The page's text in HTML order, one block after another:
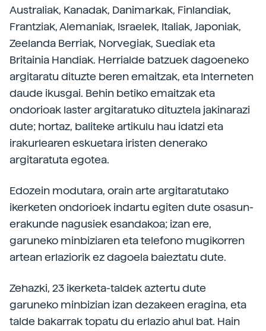
Australiak, Kanadak, Danimarkak, Finlandiak,
Frantziak, Alemaniak, Israelek, Italiak, Japoniak,
Zeelanda Berriak, Norvegiak, Suediak eta
Britainia Handiak. Herrialde batzuek dagoeneko
argitaratu dituzte beren emaitzak, eta Interneten
daude ikusgai. Behin betiko emaitzak eta
ondorioak laster argitaratuko dituztela jakinarazi
dute; hortaz, baliteke artikulu hau idatzi eta
irakurlearen eskuetara iristen denerako
argitaratuta egotea.
Edozein modutara, orain arte argitaratutako
ikerketen ondorioek indartu egiten dute osasun-
erakunde nagusiek esandakoa; izan ere,
garuneko minbiziaren eta telefono mugikorren
artean erlaziorik ez dagoela baieztatu dute.
Zehazki, 23 ikerketa-taldek aztertu dute
garuneko minbizian izan dezakeen eragina, eta
talde bakarrak topatu du erlazio ahul bat. Hain